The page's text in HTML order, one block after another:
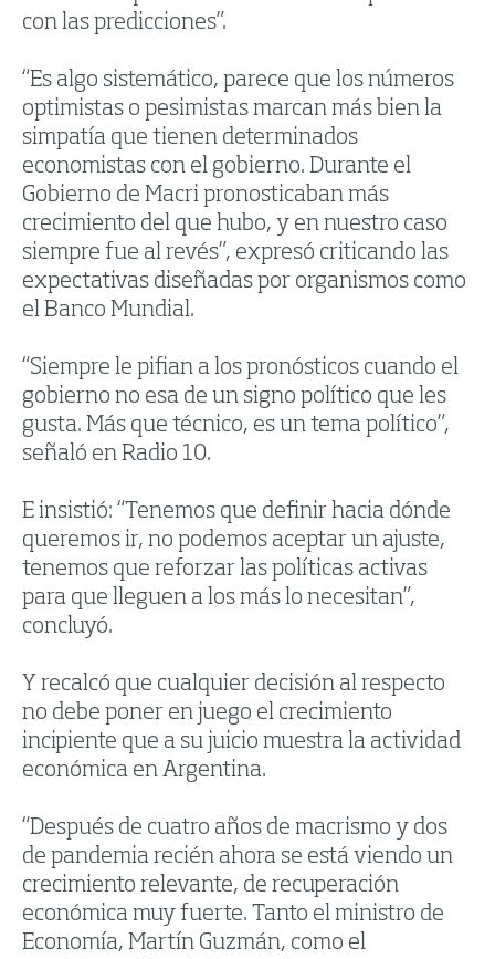
con las predicciones”.
“Es algo sistemático, parece que los números
optimistas o pesimistas marcan más bien la
simpatía que tienen determinados
economistas con el gobierno. Durante el
Gobierno de Macri pronosticaban más
crecimiento del que hubo, y en nuestro caso
siempre fue al revés”, expresó criticando las
expectativas diseñadas por organismos como
el Banco Mundial.
“Siempre le pifian a los pronósticos cuando el
gobierno no esa de un signo político que les
gusta. Más que técnico, es un tema político”,
señaló en Radio 10.
E insistió: “Tenemos que definir hacia dónde
queremos ir, no podemos aceptar un ajuste,
tenemos que reforzar las políticas activas
para que lleguen a los más lo necesitan”,
concluyó.
Y recalcó que cualquier decisión al respecto
no debe poner en juego el crecimiento
incipiente que a su juicio muestra la actividad
económica en Argentina.
“Después de cuatro años de macrismo y dos
de pandemia recién ahora se está viendo un
crecimiento relevante, de recuperación
económica muy fuerte. Tanto el ministro de
Economía, Martín Guzmán, como el